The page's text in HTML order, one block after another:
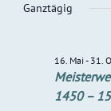
16.
2026
wählen.
Ganztägig
1450 –
16. Mai- 31.